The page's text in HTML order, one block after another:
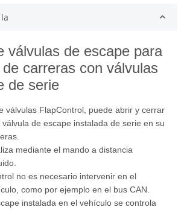
válvulas de escape para
carreras con válvulas
de serie
válvulas FlapControl, puede abrir y cerrar
de escape instalada de serie en su
mediante el mando a distancia
no es necesario intervenir en el
como por ejemplo en el bus CAN.
instalada en el vehículo se controla